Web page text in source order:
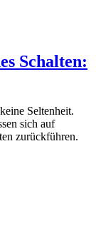
Schalten:
Seltenheit.
sich auf
zurückführen.